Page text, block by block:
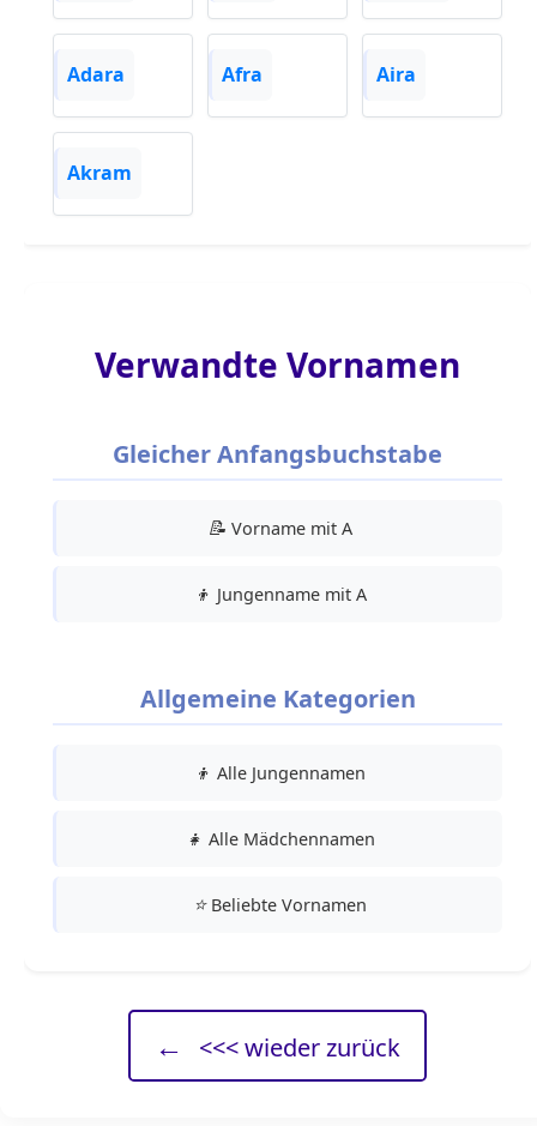
Adara Afra Aira
Akram
Verwandte Vornamen
Gleicher Anfangsbuchstabe
📝 Vorname mit A
👦 Jungenname mit A
Allgemeine Kategorien
👦 Alle Jungennamen
👧 Alle Mädchennamen
⭐Beliebte Vornamen
← <<< wieder zurück